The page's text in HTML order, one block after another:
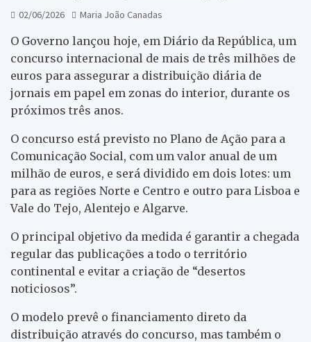
02/06/2026 Maria João Canadas
O Governo lançou hoje, em Diário da República, um
concurso internacional de mais de três milhões de
euros para assegurar a distribuição diária de
jornais em papel em zonas do interior, durante os
próximos três anos.
O concurso está previsto no Plano de Ação para a
Comunicação Social, com um valor anual de um
milhão de euros, e será dividido em dois lotes: um
para as regiões Norte e Centro e outro para Lisboa e
Vale do Tejo, Alentejo e Algarve.
O principal objetivo da medida é garantir a chegada
regular das publicações a todo o território
continental e evitar a criação de “desertos
noticiosos”.
O modelo prevê o financiamento direto da
distribuição através do concurso, mas também o